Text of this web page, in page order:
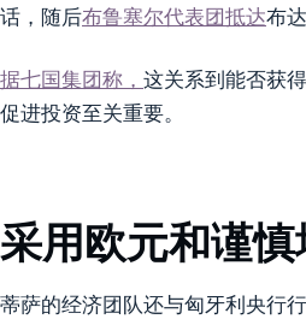
话，随后布鲁塞尔代表团抵达布
据七国集团称， 这关系到能否获
促进投资至关重要。
采用欧元和谨
蒂萨的经济团队还与匈牙利央行